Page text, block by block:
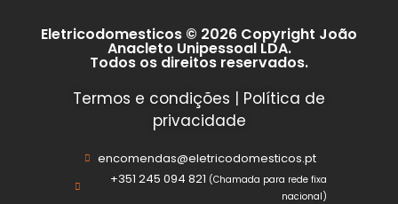
Eletricodomesticos © 2026 Copyright João
Anacleto Unipessoal LDA.
Todos os direitos reservados.
Termos e condições | Política de
privacidade
encomendas@eletricodomesticos.pt
+351 245 094 821 (Chamada para rede fixa
nacional)